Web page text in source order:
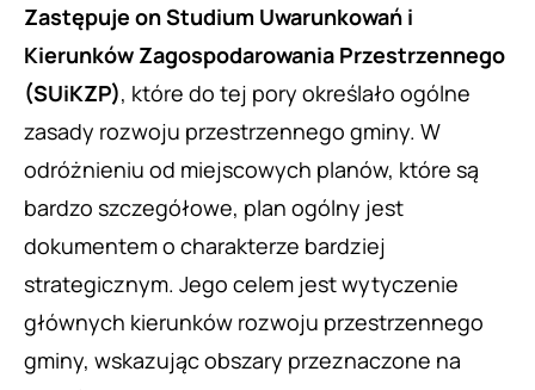
Zastępuje on Studium Uwarunkowań i
Kierunków Zagospodarowania Przestrzennego
(SUiKZP), które do tej pory określało ogólne
zasady rozwoju przestrzennego gminy. W
odróżnieniu od miejscowych planów, które są
bardzo szczegółowe, plan ogólny jest
dokumentem o charakterze bardziej
strategicznym. Jego celem jest wytyczenie
głównych kierunków rozwoju przestrzennego
gminy, wskazując obszary przeznaczone na